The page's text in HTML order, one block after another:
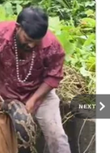
NEXT